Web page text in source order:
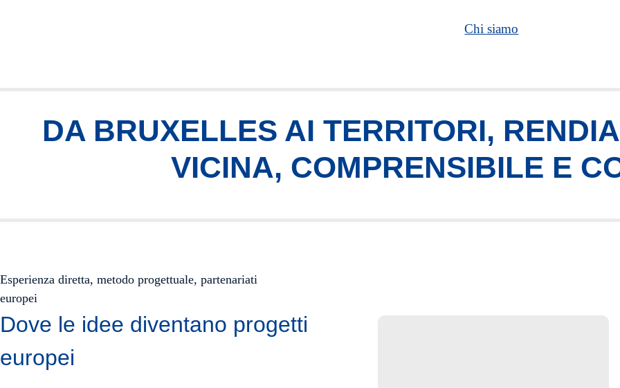
Chi siamo
DA BRUXELLES AI TERRITORI,
VICINA, COMPRENSIBILE E
Esperienza diretta, metodo progettuale, partenariati
europei
Dove le idee diventano progetti
europei